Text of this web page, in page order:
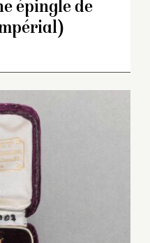
épingle de